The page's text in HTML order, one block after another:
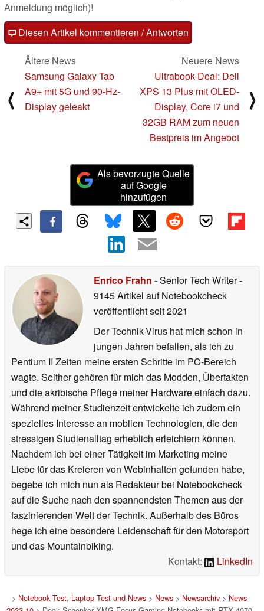
Anmeldung möglich)!
Diesen Artikel kommentieren / Antworten
⟨
Ältere News
Samsung Galaxy Tab
A9+ mit 5G und 90-Hz-
Display geleakt
Neuere News
Ultrabook-Deal: Dell
XPS 13 Plus mit OLED-
Display, Core i7 und
32GB RAM zum neuen
Bestpreis im Angebot
⟩
Als bevorzugte Quelle
auf Google
hinzufügen
Enrico Frahn - Senior Tech Writer-
9145 Artikel auf Notebookcheck
veröffentlichtseit 2021
Der Technik-Virus hat mich schon in
jungen Jahren befallen, als ich zu
Pentium II Zeiten meine ersten Schritte im PC-Bereich
wagte. Seither gehören für mich das Modden, Übertakten
und die akribische Pflege meiner Hardware einfach dazu.
Während meiner Studienzeit entwickelte ich zudem ein
spezielles Interesse an mobilen Technologien, die den
stressigen Studienalltag erheblich erleichtern können.
Nachdem ich bei einer Tätigkeit im Marketing meine
Liebe für das Kreieren von Webinhalten gefunden habe,
begebe ich mich nun als Redakteur bei Notebookcheck
auf die Suche nach den spannendsten Themen aus der
faszinierenden Welt der Technik. Außerhalb des Büros
hege ich eine besondere Leidenschaft für den Motorsport
und das Mountainbiking.
Kontakt:
LinkedIn
> Notebook Test, Laptop Test und News> News> Newsarchiv> News